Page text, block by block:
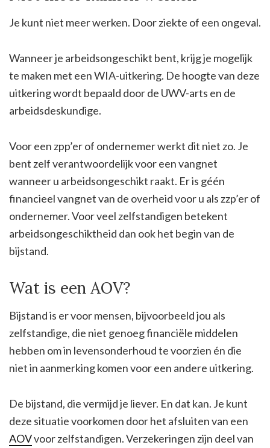
Je kunt niet meer werken. Door ziekte of een ongeval.
Wanneer je arbeidsongeschikt bent, krijg je mogelijk
te maken met een WIA-uitkering. De hoogte van deze
uitkering wordt bepaald door de UWV-arts en de
arbeidsdeskundige.
Voor een zpp’er of ondernemer werkt dit niet zo. Je
bent zelf verantwoordelijk voor een vangnet
wanneer u arbeidsongeschikt raakt. Er is géén
financieel vangnet van de overheid voor u als zzp’er of
ondernemer. Voor veel zelfstandigen betekent
arbeidsongeschiktheid dan ook het begin van de
bijstand.
Wat is een AOV?
Bijstand is er voor mensen, bijvoorbeeld jou als
zelfstandige, die niet genoeg financiële middelen
hebben om in levensonderhoud te voorzien én die
niet in aanmerking komen voor een andere uitkering.
De bijstand, die vermijd je liever. En dat kan. Je kunt
deze situatie voorkomen door het afsluiten van een
AOVvoor zelfstandigen. Verzekeringen zijn deel van